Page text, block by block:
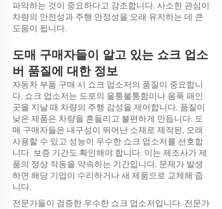
파악하는 것이 중요하다고 강조합니다. 사소한 관심이
차량의 안전성과 주행 안정성을 오래 유지하는 데 큰
도움이 됩니다.
도매 구매자들이 알고 있는 쇼크 업소
버 품질에 대한 정보
자동차 부품 구매 시 쇼크 업소저의 품질이 중요합니
다. 쇼크 업소저는 도로의 울퉁불퉁함이나 움푹 패인
곳을 지날 때 차량의 주행 감성을 제어합니다. 품질이
낮은 제품은 차량을 흔들리고 불편하게 만듭니다. 도
매 구매자들은 내구성이 뛰어난 소재로 제작된, 오래
사용할 수 있고 성능이 우수한 쇼크 업소저를 선호합
니다. 보증 기간도 확인해야 합니다. 이는 제조사가 제
품의 정상 작동을 약속하는 기간입니다. 문제가 발생
하면 해당 기업이 수리하거나 새 제품으로 교체해 줍
니다.
전문가들이 검증한 우수한 쇼크 업소저입니다. 전문가